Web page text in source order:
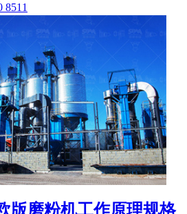
8511
版磨粉机工作原理规格